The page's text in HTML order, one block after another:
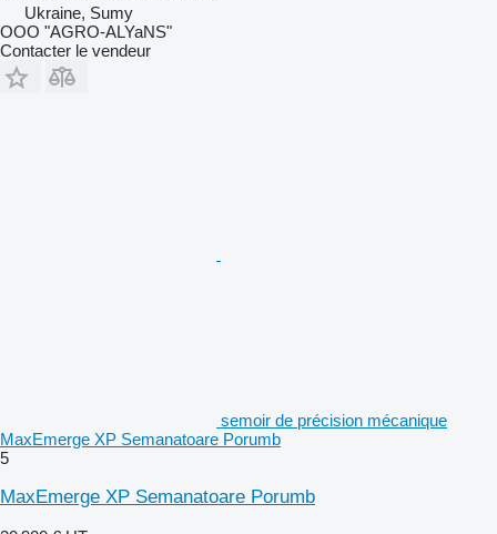
Ukraine, Sumy
OOO "AGRO-ALYaNS"
Contacter le vendeur
semoir de précision mécanique
MaxEmerge XP Semanatoare Porumb
5
MaxEmerge XP Semanatoare Porumb